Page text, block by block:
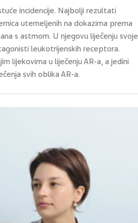
incidencije. Najbolji rezultati
utemeljenih na dokazima prema
s astmom. U njegovu liječenju svoje
leukotrijenskih receptora.
lijekovima u liječenju AR-a, a jedini
svih oblika AR-a.